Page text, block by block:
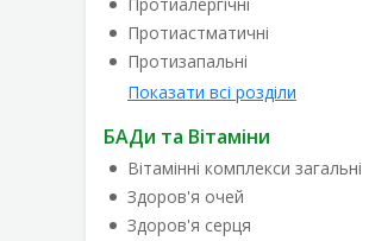
Протиастматичні
Протизапальні
Показати всі розділи
БАДи та Вітаміни
Вітамінні комплекси загальні
Здоров'я очей
Здоров'я серця